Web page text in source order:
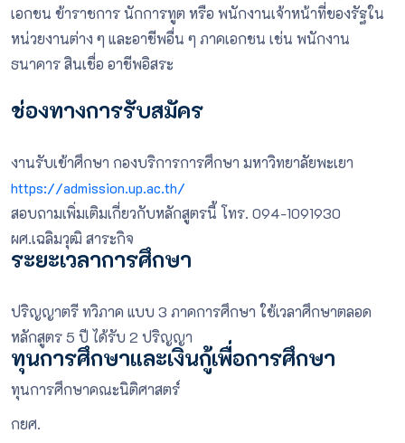
เอกชน ข้าราชการ นักการทูต หรือ พนักงานเจ้าหน้าที่ของรัฐใน
หน่วยงานต่าง ๆ และอาชีพอื่น ๆ ภาคเอกชน เช่น พนักงาน
ธนาคาร สินเชื่อ อาชีพอิสระ
ช่องทางการรับสมัคร
งานรับเข้าศึกษา กองบริการการศึกษา มหาวิทยาลัยพะเยา
https://admission.up.ac.th/
สอบถามเพิ่มเติมเกี่ยวกับหลักสูตรนี้ โทร. 094-1091930
ผศ.เฉลิมวุฒิ สาระกิจ
ระยะเวลาการศึกษา
ปริญญาตรี ทวิภาค แบบ 3 ภาคการศึกษา ใช้เวลาศึกษาตลอด
หลักสูตร 5 ปี ได้รับ 2 ปริญญา
ทุนการศึกษาและเงินกู้เพื่อการศึกษา
ทุนการศึกษาคณะนิติศาสตร์
กยศ.